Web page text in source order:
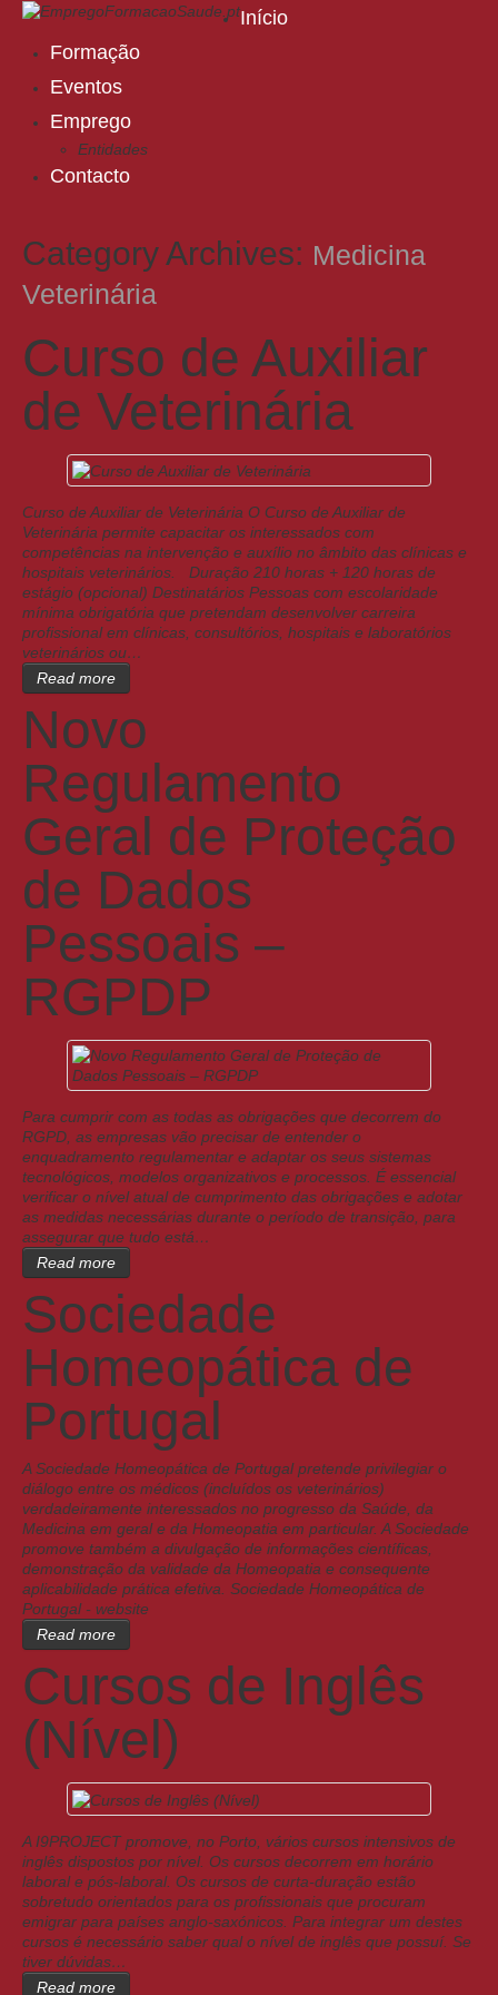
Início
Formação
Eventos
Emprego
Entidades
Contacto
Category Archives: Medicina
Veterinária
Curso de Auxiliar
de Veterinária
Curso de Auxiliar de Veterinária O Curso de Auxiliar de
Veterinária permite capacitar os interessados com
competências na intervenção e auxílio no âmbito das clínicas e
hospitais veterinários. Duração 210 horas + 120 horas de
estágio (opcional) Destinatários Pessoas com escolaridade
mínima obrigatória que pretendam desenvolver carreira
profissional em clínicas, consultórios, hospitais e laboratórios
veterinários ou…
Read more
Novo
Regulamento
Geral de Proteção
de Dados
Pessoais –
RGPDP
Para cumprir com as todas as obrigações que decorrem do
RGPD, as empresas vão precisar de entender o
enquadramento regulamentar e adaptar os seus sistemas
tecnológicos, modelos organizativos e processos. É essencial
verificar o nível atual de cumprimento das obrigações e adotar
as medidas necessárias durante o período de transição, para
assegurar que tudo está…
Read more
Sociedade
Homeopática de
Portugal
A Sociedade Homeopática de Portugal pretende privilegiar o
diálogo entre os médicos (incluídos os veterinários)
verdadeiramente interessados no progresso da Saúde, da
Medicina em geral e da Homeopatia em particular. A Sociedade
promove também a divulgação de informações científicas,
demonstração da validade da Homeopatia e consequente
aplicabilidade prática efetiva. Sociedade Homeopática de
Portugal - website
Read more
Cursos de Inglês
(Nível)
A I9PROJECT promove, no Porto, vários cursos intensivos de
inglês dispostos por nível. Os cursos decorrem em horário
laboral e pós-laboral. Os cursos de curta-duração estão
sobretudo orientados para os profissionais que procuram
emigrar para países anglo-saxónicos. Para integrar um destes
cursos é necessário saber qual o nível de inglês que possuí. Se
tiver dúvidas…
Read more